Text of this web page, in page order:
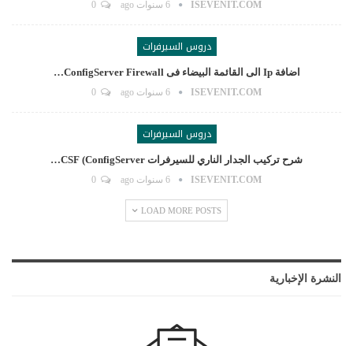
ISEVENIT.COM 6 سنوات ago
دروس السيرفرات
اضافة Ip الى القائمة البيضاء فى ConfigServer Firewall…
ISEVENIT.COM 6 سنوات ago
دروس السيرفرات
شرح تركيب الجدار الناري للسيرفرات CSF (ConfigServer…
ISEVENIT.COM 6 سنوات ago
LOAD MORE POSTS
النشرة الإخبارية